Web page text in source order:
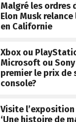
Malgré les ordres
Elon Musk relance
en Californie
Xbox ou
Microsoft ou
premier le prix de
console?
Visite
‘Une histoire de